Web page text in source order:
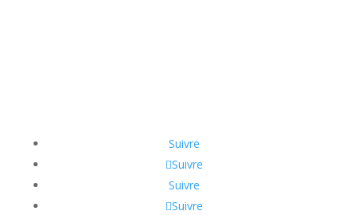
Suivre
Suivre
Suivre
Suivre